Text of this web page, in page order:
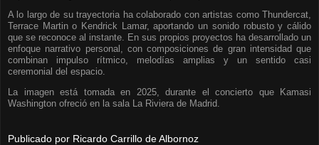
A lo largo de su trayectoria ha colaborado con artistas como Thundercat,
Terrace Martin o Kendrick Lamar, aportando un sonido robusto y cálido
que se reconoce al instante. En sus propios proyectos ha desarrollado un
enfoque narrativo personal, con composiciones de gran intensidad que
combinan impulso rítmico, melodías amplias y un sentido casi
ceremonial del espacio.
La imagen está tomada en 2025, durante el concierto que Kamasi
Washington ofreció en la sala La Riviera de Madrid.
Publicado por Ricardo Carrillo de Albornoz